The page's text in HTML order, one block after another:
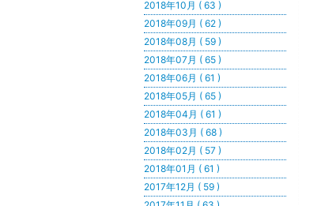
2018年10月 ( 63 )
2018年09月 ( 62 )
2018年08月 ( 59 )
2018年07月 ( 65 )
2018年06月 ( 61 )
2018年05月 ( 65 )
2018年04月 ( 61 )
2018年03月 ( 68 )
2018年02月 ( 57 )
2018年01月 ( 61 )
2017年12月 ( 59 )